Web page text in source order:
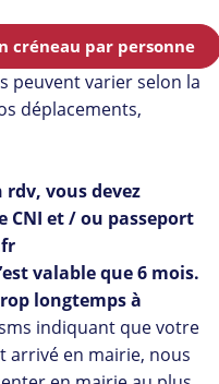
par personne
peuvent varier selon la
déplacements,
rdv, vous devez
CNI et / ou passeport
valable que 6 mois.
longtemps à
indiquant que votre
arrivé en mairie, nous